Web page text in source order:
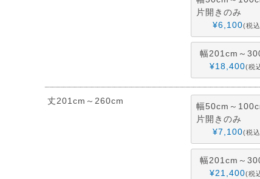
片開きのみ
¥6,100 税込
幅201cm～
¥18,400 税
丈201cm～260cm
幅50cm～
片開きのみ
¥7,100 税込
幅201cm～
¥21,400 税